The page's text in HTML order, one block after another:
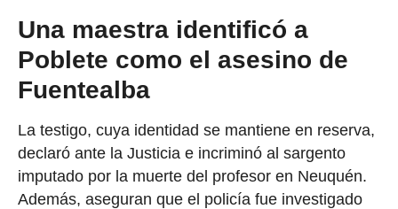
Una maestra identificó a
Poblete como el asesino de
Fuentealba
La testigo, cuya identidad se mantiene en reserva,
declaró ante la Justicia e incriminó al sargento
imputado por la muerte del profesor en Neuquén.
Además, aseguran que el policía fue investigado